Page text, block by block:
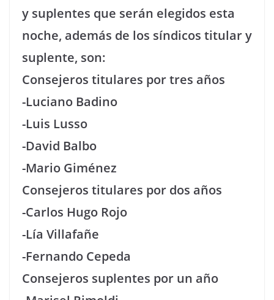
y suplentes que serán elegidos esta
noche, además de los síndicos titular y
suplente, son:
Consejeros titulares por tres años
-Luciano Badino
-Luis Lusso
-David Balbo
-Mario Giménez
Consejeros titulares por dos años
-Carlos Hugo Rojo
-Lía Villafañe
-Fernando Cepeda
Consejeros suplentes por un año